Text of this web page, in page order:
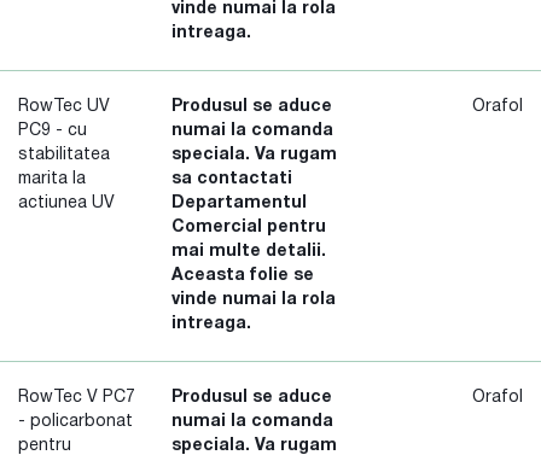
vinde numai la rola
intreaga.
RowTec UV
PC9 - cu
stabilitatea
marita la
actiunea UV
Produsul se aduce
numai la comanda
speciala. Va rugam
sa contactati
Departamentul
Comercial pentru
mai multe detalii.
Aceasta folie se
vinde numai la rola
intreaga.
Orafol
RowTec V PC7
- policarbonat
pentru
Produsul se aduce
numai la comanda
speciala. Va rugam
Orafol